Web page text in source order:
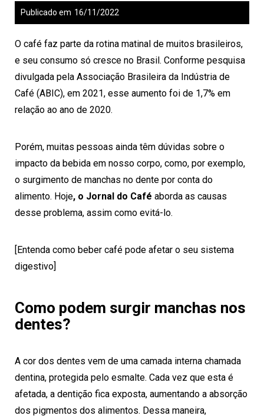
16/11/2022
Publicado em
O café faz parte da rotina matinal de muitos brasileiros,
e seu consumo só cresce no Brasil. Conforme pesquisa
divulgada pela Associação Brasileira da Indústria de
Café (ABIC), em 2021, esse aumento foi de 1,7% em
relação ao ano de 2020.
Porém, muitas pessoas ainda têm dúvidas sobre o
impacto da bebida em nosso corpo, como, por exemplo,
o surgimento de manchas no dente por conta do
alimento. Hoje, o Jornal do Café aborda as causas
desse problema, assim como evitá-lo.
[Entenda como beber café pode afetar o seu sistema
digestivo]
Como podem surgir manchas nos
dentes?
A cor dos dentes vem de uma camada interna chamada
dentina, protegida pelo esmalte. Cada vez que esta é
afetada, a dentição fica exposta, aumentando a absorção
dos pigmentos dos alimentos. Dessa maneira,